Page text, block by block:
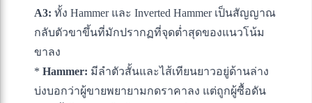
A3: ทั้ง Hammer และ Inverted Hammer เป็นสัญญาณ
กลับตัวขาขึ้นที่มักปรากฏที่จุดต่ำสุดของแนวโน้ม
ขาลง
* Hammer: มีลำตัวสั้นและไส้เทียนยาวอยู่ด้านล่าง
บ่งบอกว่าผู้ขายพยายามกดราคาลง แต่ถูกผู้ซื้อดัน